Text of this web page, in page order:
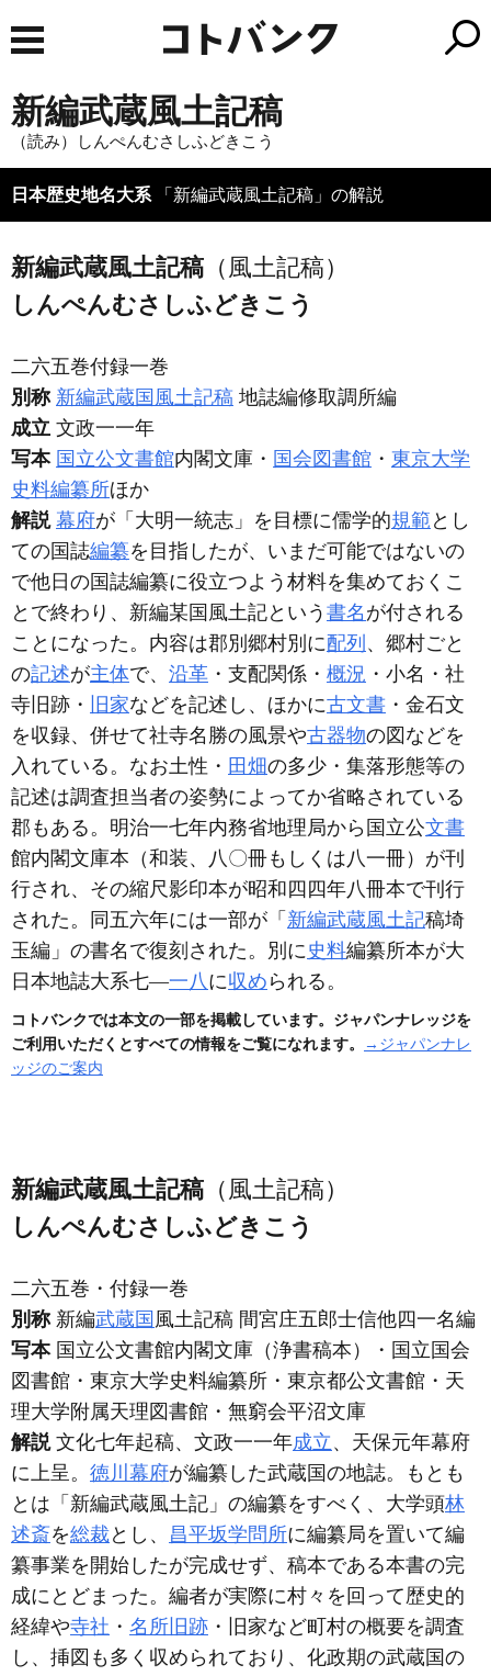
新編武蔵風土記稿
（読み）しんぺんむさしふどきこう
日本歴史地名大系 「新編武蔵風土記稿」の解説
新編武蔵風土記稿 （風土記稿）
しんぺんむさしふどきこう
二六五巻付録一巻
別称 新編武蔵国風土記稿 地誌編修取調所編
成立 文政一一年
写本 国立公文書館内閣文庫・ 国会図書館 ・ 東京大学
史料編纂所ほか
解説 幕府が「大明一統志」を目標に儒学的規範 とし
ての国誌編纂を目指したが、いまだ可能ではないの
で他日の国誌編纂に役立つよう材料を集めておくこ
とで終わり、新編某国風土記という 書名 が付される
ことになった。内容は郡別郷村別に配列 、郷村ごと
の記述が主体で、 沿革 ・支配関係・ 概況 ・小名・社
寺旧跡・
旧家などを記述し、ほかに古文書 ・金石文
を収録、併せて社寺名勝の風景や古器物の図などを
入れている。なお土性・ 田畑の多少・集落形態等の
記述は調査担当者の姿勢によってか省略されている
郡もある。明治一七年内務省地理局から国立公文書
館内閣文庫本 （和装、八〇冊もしくは八一冊） が刊
行され、その縮尺影印本が昭和四四年八冊本で刊行
された。同五六年には一部が「 新編武蔵風土記稿埼
玉編」の書名で復刻された。別に史料編纂所本が大
日本地誌大系七―一八に収め られる。
コトバンクでは本文の一部を掲載しています。ジャパンナレッジを
ご利用いただくとすべての情報をご覧になれます。
→ジャパンナレ
ッジのご案内
新編武蔵風土記稿 （風土記稿）
しんぺんむさしふどきこう
二六五巻・付録一巻
別称新編武蔵国 風土記稿 間宮庄五郎士信他四一名編
写本国立公文書館内閣文庫 （浄書稿本）
・国立国会
図書館・東京大学史料編纂所・東京都公文書館・天
理大学附属天理図書館・無窮会平沼文庫
解説文化七年起稿、文政一一年成立、天保元年幕府
に上呈。 徳川幕府が編纂した武蔵国の地誌。もとも
とは「新編武蔵風土記」の編纂をすべく、大学頭林
述斎を総裁とし、 昌平坂学問所に編纂局を置いて編
纂事業を開始したが完成せず、稿本である本書の完
成にとどまった。編者が実際に村々を回って歴史的
経緯や寺社 ・ 名所旧跡 ・旧家など町村の概要を調査
し、挿図も多く収められており、化政期の武蔵国の